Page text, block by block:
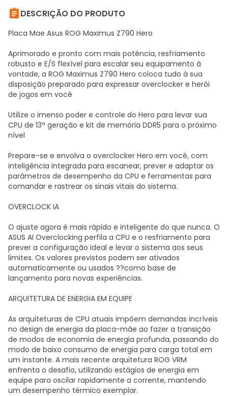
DESCRIÇÃO DO PRODUTO
Placa Mae Asus ROG Maximus Z790 Hero
Aprimorado e pronto com mais potência, resfriamento
robusto e E/S flexível para escalar seu equipamento à
vontade, a ROG Maximus Z790 Hero coloca tudo à sua
disposição preparado para expressar overclocker e herói
de jogos em você
Utilize o imenso poder e controle do Hero para levar sua
CPU de 13ª geração e kit de memória DDR5 para o próximo
nível
Prepare-se e envolva o overclocker Hero em você, com
inteligência integrada para escanear, prever e adaptar os
parâmetros de desempenho da CPU e ferramentas para
comandar e rastrear os sinais vitais do sistema.
OVERCLOCK IA
O ajuste agora é mais rápido e inteligente do que nunca. O
ASUS AI Overclocking perfila a CPU e o resfriamento para
prever a configuração ideal e levar o sistema aos seus
limites. Os valores previstos podem ser ativados
automaticamente ou usados ??como base de
lançamento para novas experiências.
ARQUITETURA DE ENERGIA EM EQUIPE
As arquiteturas de CPU atuais impõem demandas incríveis
no design de energia da placa-mãe ao fazer a transição
de modos de economia de energia profunda, passando do
modo de baixo consumo de energia para carga total em
um instante. A mais recente arquitetura ROG VRM
enfrenta o desafio, utilizando estágios de energia em
equipe para oscilar rapidamente a corrente, mantendo
um desempenho térmico exemplar.